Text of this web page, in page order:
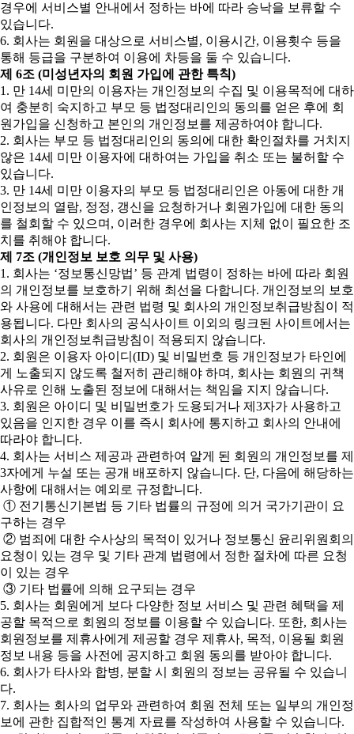
경우에 서비스별 안내에서 정하는 바에 따라 승낙을 보류할 수
있습니다.
6. 회사는 회원을 대상으로 서비스별, 이용시간, 이용횟수 등을
통해 등급을 구분하여 이용에 차등을 둘 수 있습니다.
제 6조 (미성년자의 회원 가입에 관한 특칙)
1. 만 14세 미만의 이용자는 개인정보의 수집 및 이용목적에 대하
여 충분히 숙지하고 부모 등 법정대리인의 동의를 얻은 후에 회
원가입을 신청하고 본인의 개인정보를 제공하여야 합니다.
2. 회사는 부모 등 법정대리인의 동의에 대한 확인절차를 거치지
않은 14세 미만 이용자에 대하여는 가입을 취소 또는 불허할 수
있습니다.
3. 만 14세 미만 이용자의 부모 등 법정대리인은 아동에 대한 개
인정보의 열람, 정정, 갱신을 요청하거나 회원가입에 대한 동의
를 철회할 수 있으며, 이러한 경우에 회사는 지체 없이 필요한 조
치를 취해야 합니다.
제 7조 (개인정보 보호 의무 및 사용)
1. 회사는 ‘정보통신망법’ 등 관계 법령이 정하는 바에 따라 회원
의 개인정보를 보호하기 위해 최선을 다합니다. 개인정보의 보호
와 사용에 대해서는 관련 법령 및 회사의 개인정보취급방침이 적
용됩니다. 다만 회사의 공식사이트 이외의 링크된 사이트에서는
회사의 개인정보취급방침이 적용되지 않습니다.
2. 회원은 이용자 아이디(ID) 및 비밀번호 등 개인정보가 타인에
게 노출되지 않도록 철저히 관리해야 하며, 회사는 회원의 귀책
사유로 인해 노출된 정보에 대해서는 책임을 지지 않습니다.
3. 회원은 아이디 및 비밀번호가 도용되거나 제3자가 사용하고
있음을 인지한 경우 이를 즉시 회사에 통지하고 회사의 안내에
따라야 합니다.
4. 회사는 서비스 제공과 관련하여 알게 된 회원의 개인정보를 제
3자에게 누설 또는 공개 배포하지 않습니다. 단, 다음에 해당하는
사항에 대해서는 예외로 규정합니다.
① 전기통신기본법 등 기타 법률의 규정에 의거 국가기관이 요
구하는 경우
② 범죄에 대한 수사상의 목적이 있거나 정보통신 윤리위원회의
요청이 있는 경우 및 기타 관계 법령에서 정한 절차에 따른 요청
이 있는 경우
③ 기타 법률에 의해 요구되는 경우
5. 회사는 회원에게 보다 다양한 정보 서비스 및 관련 혜택을 제
공할 목적으로 회원의 정보를 이용할 수 있습니다. 또한, 회사는
회원정보를 제휴사에게 제공할 경우 제휴사, 목적, 이용될 회원
정보 내용 등을 사전에 공지하고 회원 동의를 받아야 합니다.
6. 회사가 타사와 합병, 분할 시 회원의 정보는 공유될 수 있습니
다.
7. 회사는 회사의 업무와 관련하여 회원 전체 또는 일부의 개인정
보에 관한 집합적인 통계 자료를 작성하여 사용할 수 있습니다.